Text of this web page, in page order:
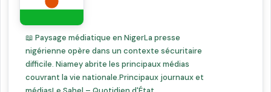
📖 Paysage médiatique en NigerLa presse
nigérienne opère dans un contexte sécuritaire
difficile. Niamey abrite les principaux médias
couvrant la vie nationale.Principaux journaux et